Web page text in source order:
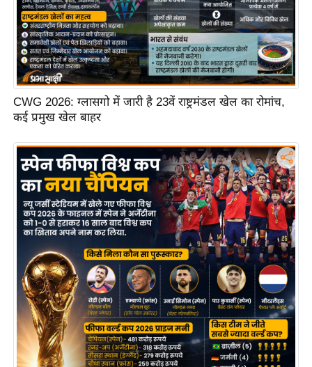
ने
स
मं
त्रा
रि
ले
न
शि
प
रा
ज
वि
श्ले
ष
ण
स
CWG 2026: ग्लासगो में जारी है 23वें राष्ट्रमंडल खेल का रोमांच,
कई प्रमुख खेल बाहर